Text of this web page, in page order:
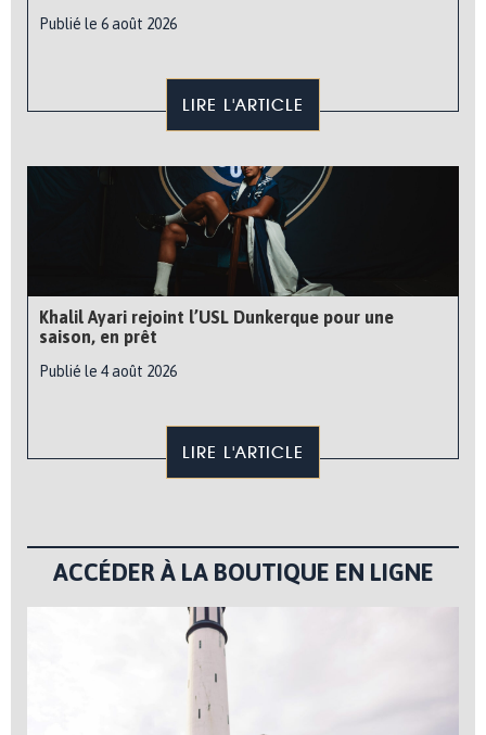
Publié le 6 août 2026
LIRE L'ARTICLE
Khalil Ayari rejoint l’USL Dunkerque pour une
saison, en prêt
Publié le 4 août 2026
LIRE L'ARTICLE
ACCÉDER À LA BOUTIQUE EN LIGNE